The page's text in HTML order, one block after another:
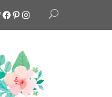
Facebook
Pinterest
Instagram